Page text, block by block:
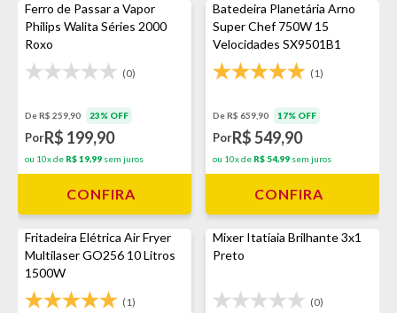
Ferro de Passar a Vapor
Philips Walita Séries 2000
Roxo
(0)
De R$ 259,90 23% OFF
PorR$ 199,90
ou 10x de R$ 19,99 sem juros
CONFIRA
Batedeira Planetária Arno
Super Chef 750W 15
Velocidades SX9501B1
Branca
(1)
De R$ 659,90 17% OFF
PorR$ 549,90
ou 10x de R$ 54,99 sem juros
CONFIRA
Fritadeira Elétrica Air Fryer
Multilaser GO256 10 Litros
1500W
(1)
Mixer Itatiaia Brilhante 3x1
Preto
(0)